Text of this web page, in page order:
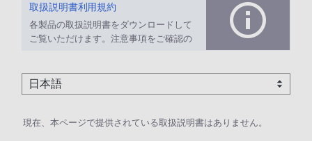
取扱説明書利用規約
各製品の取扱説明書をダウンロードして
ご覧いただけます。注意事項をご確認の
現在、本ページで提供されている取扱説明書はありません。